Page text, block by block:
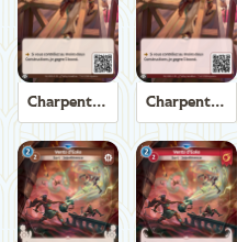
Charpentier Axiom Charpentier Axiom